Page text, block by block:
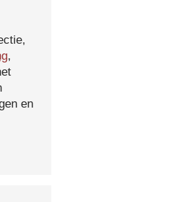
,
en